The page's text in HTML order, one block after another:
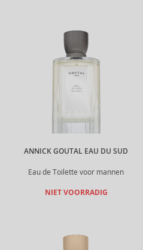
ANNICK GOUTAL EAU DU SUD
Eau de Toilette voor mannen
NIET VOORRADIG